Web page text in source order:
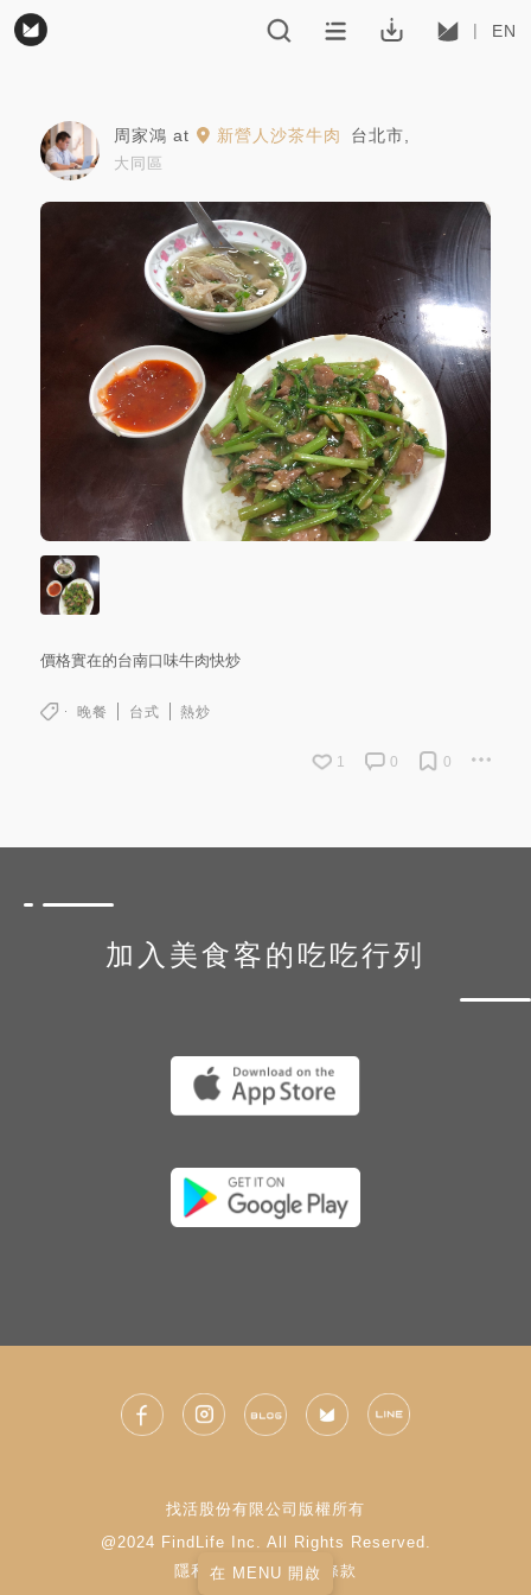
EN
周家鴻 at 新營人沙茶牛肉 台北市
大同區
價格實在的台南口味牛肉快炒
晚餐 台式 熱炒
1 0 0
在 MENU 開啟
加入美食客的吃吃行列
找活股份有限公司版權所有
@2024 FindLife Inc. All Rights Reserved.
隱私權政策
| 使用條款